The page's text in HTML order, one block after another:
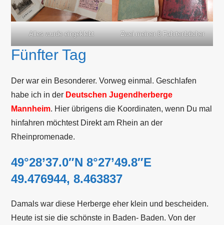
Alles wurde eingeklebt Zwei meiner 8 Fahrtenbücher
Fünfter Tag
Der war ein Besonderer. Vorweg einmal. Geschlafen
habe ich in der Deutschen Jugendherberge
Mannheim. Hier übrigens die Koordinaten, wenn Du mal
hinfahren möchtest Direkt am Rhein an der
Rheinpromenade.
49°28’37.0″N 8°27’49.8″E
49.476944, 8.463837
Damals war diese Herberge eher klein und bescheiden.
Heute ist sie die schönste in Baden- Baden. Von der